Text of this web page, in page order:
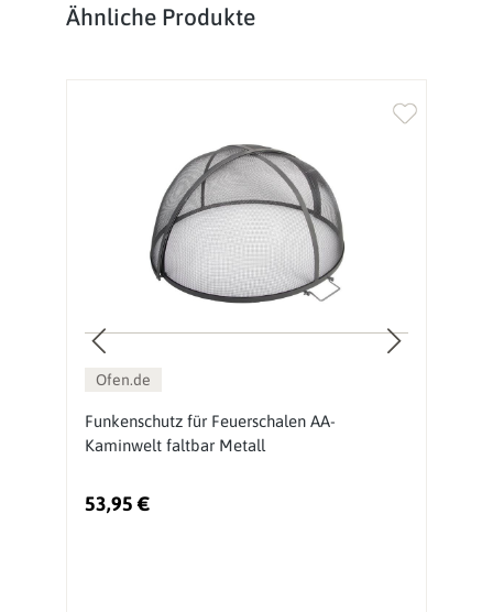
Produktgalerie überspringen
Ähnliche Produkte
Ofen.de
Funkenschutz für Feuerschalen AA-
Kaminwelt faltbar Metall
53,95 €